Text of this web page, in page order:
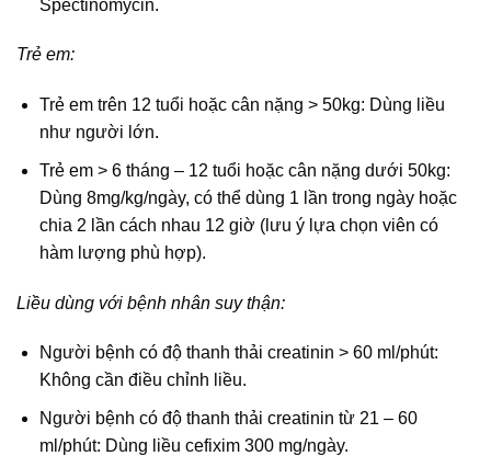
Spectinomycin.
Trẻ em:
Trẻ em trên 12 tuổi hoặc cân nặng > 50kg: Dùng liều
như người lớn.
Trẻ em > 6 tháng – 12 tuổi hoặc cân nặng dưới 50kg:
Dùng 8mg/kg/ngày, có thể dùng 1 lần trong ngày hoặc
chia 2 lần cách nhau 12 giờ (lưu ý lựa chọn viên có
hàm lượng phù hợp).
Liều dùng với bệnh nhân suy thận:
Người bệnh có độ thanh thải creatinin > 60 ml/phút:
Không cần điều chỉnh liều.
Người bệnh có độ thanh thải creatinin từ 21 – 60
ml/phút: Dùng liều cefixim 300 mg/ngày.